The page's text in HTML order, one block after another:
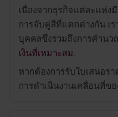
เนื่องจากธุรกิจแต่ละแห่
การจับคู่สีที่แตกต่างกัน เร
บุคคลซึ่งรวมถึงการคำนว
เงินที่เหมาะสม.
หากต้องการรับใบเสนอร
การดำเนินงานเคลื่อนที่ข